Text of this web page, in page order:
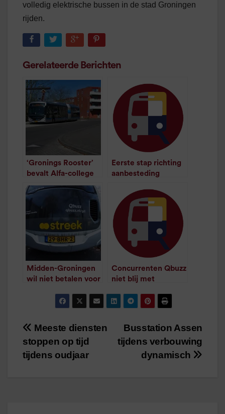
volledig elektrische bussen in de stad Groningen
rijden.
Gerelateerde Berichten
‘Gronings Rooster’
bevalt Alfa-college
goed
/ minuut leestijd
Eerste stap richting
aanbesteding
busconcessie
/ minuut leestijd
Midden-Groningen
wil niet betalen voor
minuut leestijd
Concurrenten Qbuzz
niet blij met
/ minuut leestijd
Bericht
navigatie
Busstation Assen
tijdens verbouwing
dynamisch
Meeste diensten
stoppen op tijd
tijdens oudjaar